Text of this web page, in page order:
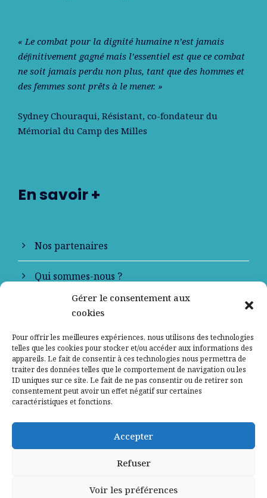
Gérer le consentement aux
cookies
Pour offrir les meilleures expériences, nous utilisons des technologies
telles que les cookies pour stocker et/ou accéder aux informations des
appareils. Le fait de consentir à ces technologies nous permettra de
traiter des données telles que le comportement de navigation ou les
ID uniques sur ce site. Le fait de ne pas consentir ou de retirer son
consentement peut avoir un effet négatif sur certaines
caractéristiques et fonctions.
Accepter
Refuser
Voir les préférences
« Le combat pour la dignité humaine n’est jamais
déﬁnitivement gagné mais l’essentiel est que ce combat
ne soit jamais perdu non plus, tant que des hommes et
des femmes sont prêts à le mener. »
Sydney Chouraqui, Résistant, co-fondateur du
Mémorial du Camp des Milles
En savoir +
Nos partenaires
Qui sommes-nous ?
Contactez-nous
Mentions légales
Politique de confidentialité